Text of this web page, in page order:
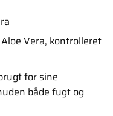
Vera, kontrolleret
for sine
både fugt og